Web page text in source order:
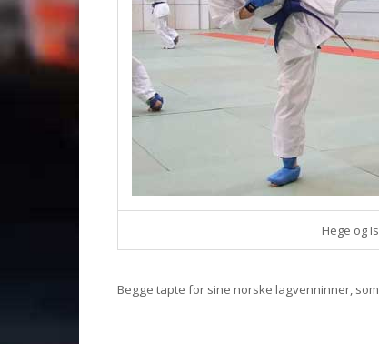
Hege og
Begge tapte for sine norske lagvenninner,